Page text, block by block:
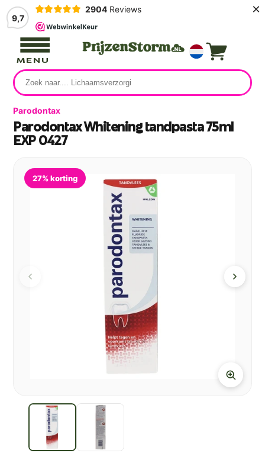
9,7
2904 Reviews ×
MENU
Parodontax
Parodontax Whitening tandpasta 75ml
EXP 0427
27% korting